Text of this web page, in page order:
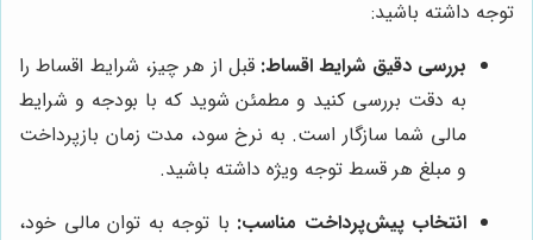
توجه داشته باشید:
بررسی دقیق شرایط اقساط: قبل از هر چیز، شرایط اقساط را
به دقت بررسی کنید و مطمئن شوید که با بودجه و شرایط
مالی شما سازگار است. به نرخ سود، مدت زمان بازپرداخت
و مبلغ هر قسط توجه ویژه داشته باشید.
انتخاب پیش‌پرداخت مناسب: با توجه به توان مالی خود،